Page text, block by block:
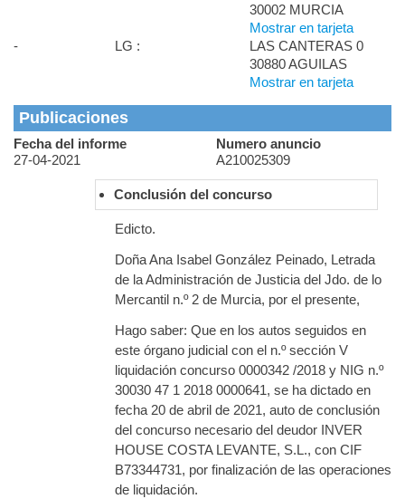
30002 MURCIA
Mostrar en tarjeta
-
LG :
LAS CANTERAS 0
30880 AGUILAS
Mostrar en tarjeta
Publicaciones
Fecha del informe
Numero anuncio
27-04-2021
A210025309
Conclusión del concurso
Edicto.
Doña Ana Isabel González Peinado, Letrada
de la Administración de Justicia del Jdo. de lo
Mercantil n.º 2 de Murcia, por el presente,
Hago saber: Que en los autos seguidos en
este órgano judicial con el n.º sección V
liquidación concurso 0000342 /2018 y NIG n.º
30030 47 1 2018 0000641, se ha dictado en
fecha 20 de abril de 2021, auto de conclusión
del concurso necesario del deudor INVER
HOUSE COSTA LEVANTE, S.L., con CIF
B73344731, por finalización de las operaciones
de liquidación.